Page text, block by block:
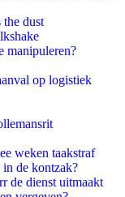
the dust
manipuleren?
op logistiek
weken taakstraf
de kontzak?
de dienst uitmaakt